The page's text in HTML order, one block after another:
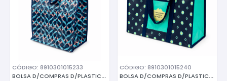
CÓDIGO: 8910301015233
BOLSA D/COMPRAS D/PLASTICO REF
CÓDIGO: 8910301015240
BOLSA D/COMPRAS D/PLASTICO REF